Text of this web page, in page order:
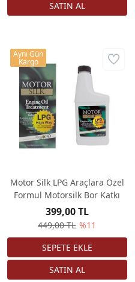
Motor Silk LPG Araçlara Özel
Formul Motorsilk Bor Katkı
449,00 TL %11
399,00 TL
Aynı Gün
Kargo